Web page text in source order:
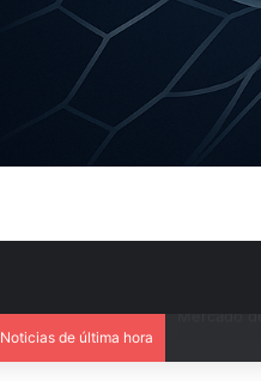
Noticias de última hora